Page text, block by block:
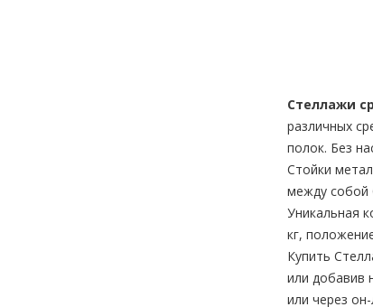
Стеллажи
различных
полок. Без
Стойки
между собой
Уникальная
кг,
Купить
или добавив
или через